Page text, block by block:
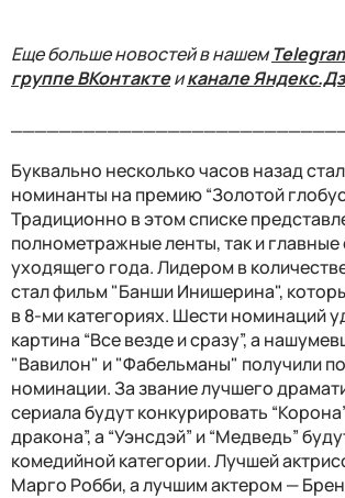
Еще больше новостей в нашем
группе ВКонтактеиканале
Буквально несколько часов назад
номинанты на премию “Золотой
Традиционно в этом списке
полнометражные ленты, так и главные
уходящего года. Лидером в
стал фильм "Банши Инишерина",
в 8-ми категориях. Шести номинаций
картина “Все везде и сразу”, а
"Вавилон" и "Фабельманы" получили
номинации. За звание лучшего
сериала будут конкурировать
дракона”, а “Уэнсдэй” и “Медведь”
комедийной категории. Лучшей
Марго Робби, а лучшим актером—